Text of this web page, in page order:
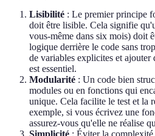
Lisibilité : Le premier principe
doit être lisible. Cela signifie
vous-même dans six mois) doit
logique derrière le code sans
de variables explicites et ajouter
est essentiel.
Modularité : Un code bien
modules ou en fonctions qui
unique. Cela facilite le test et la
exemple, si vous écrivez une
assurez-vous qu'elle ne réalise